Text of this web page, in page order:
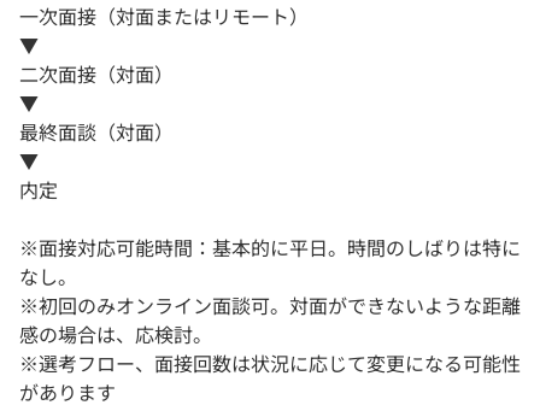
一次面接（対面またはリモート）
▼
二次面接（対面）
▼
最終面談（対面）
▼
内定
※面接対応可能時間：基本的に平日。時間のしばりは特に
なし。
※初回のみオンライン面談可。対面ができないような距離
感の場合は、応検討。
※選考フロー、面接回数は状況に応じて変更になる可能性
があります